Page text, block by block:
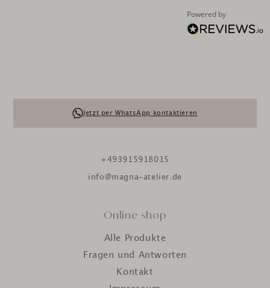
Powered by
Jetzt per WhatsApp kontaktieren
+493915918015
info@magna-atelier.de
Online shop
Alle Produkte
Fragen und Antworten
Kontakt